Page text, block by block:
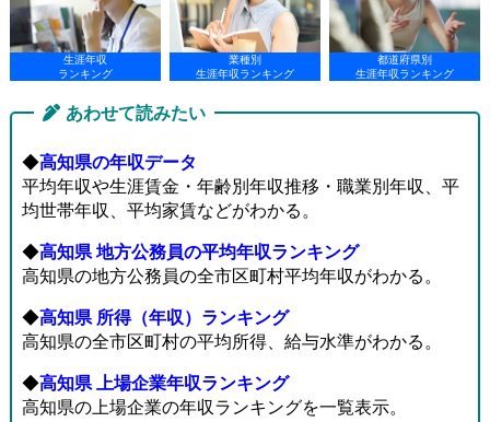
生涯年収
ランキング
業種別
生涯年収ランキング
都道府県別
生涯年収ランキング
あわせて読みたい
◆高知県の年収データ
平均年収や生涯賃金・年齢別年収推移・職業別年収、平
均世帯年収、平均家賃などがわかる。
◆高知県 地方公務員の平均年収ランキング
高知県の地方公務員の全市区町村平均年収がわかる。
◆高知県 所得（年収）ランキング
高知県の全市区町村の平均所得、給与水準がわかる。
◆高知県 上場企業年収ランキング
高知県の上場企業の年収ランキングを一覧表示。